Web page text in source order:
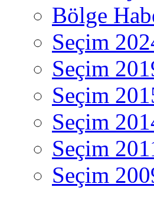
Bölge
Seçim
Seçim
Seçim
Seçim
Seçim
Seçim